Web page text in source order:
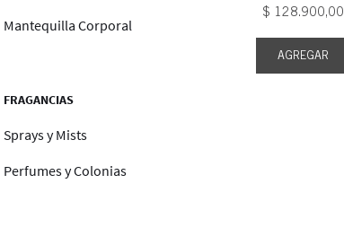
Mantequilla Corporal
FRAGANCIAS
Sprays y Mists
Perfumes y Colonias
$ 128.900,00
AGREGAR